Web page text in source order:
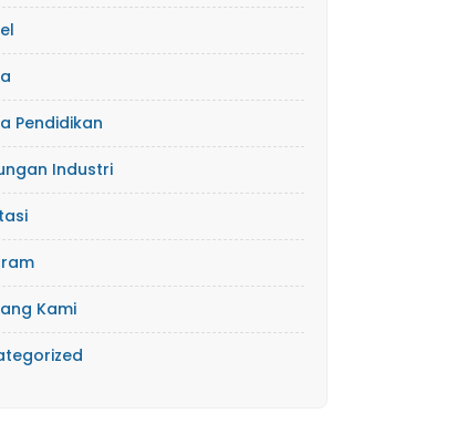
Pendidikan
Industri
Kami